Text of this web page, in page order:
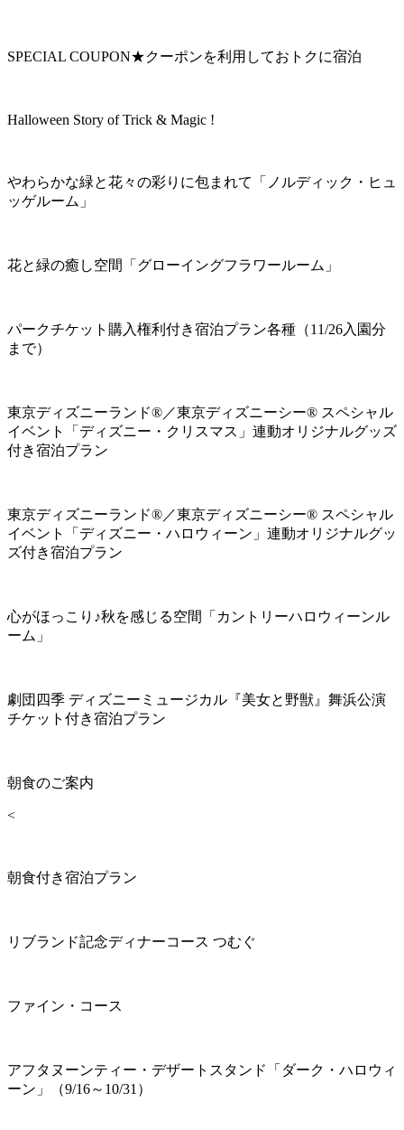
SPECIAL COUPON★クーポンを利用しておトクに宿泊
Halloween Story of Trick & Magic !
やわらかな緑と花々の彩りに包まれて「ノルディック・ヒュ
ッゲルーム」
花と緑の癒し空間「グローイングフラワールーム」
パークチケット購入権利付き宿泊プラン各種（11/26入園分
まで）
東京ディズニーランド®／東京ディズニーシー® スペシャル
イベント「ディズニー・クリスマス」連動オリジナルグッズ
付き宿泊プラン
東京ディズニーランド®／東京ディズニーシー® スペシャル
イベント「ディズニー・ハロウィーン」連動オリジナルグッ
ズ付き宿泊プラン
心がほっこり♪秋を感じる空間「カントリーハロウィーンル
ーム」
劇団四季 ディズニーミュージカル『美女と野獣』舞浜公演
チケット付き宿泊プラン
朝食のご案内
<
朝食付き宿泊プラン
リブランド記念ディナーコース つむぐ
ファイン・コース
アフタヌーンティー・デザートスタンド「ダーク・ハロウィ
ーン」（9/16～10/31）